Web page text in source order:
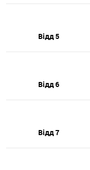
Відд 5
Відд 6
Відд 7